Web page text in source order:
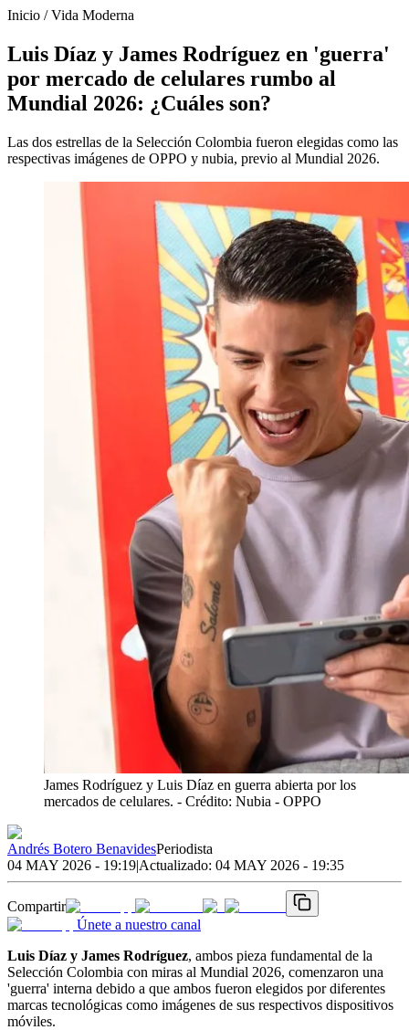
Inicio /Vida Moderna
Luis Díaz y James Rodríguez en 'guerra'
por mercado de celulares rumbo al
Mundial 2026: ¿Cuáles son?
Las dos estrellas de la Selección Colombia fueron elegidas como las
respectivas imágenes de OPPO y nubia, previo al Mundial 2026.
James Rodríguez y Luis Díaz en guerra abierta por los
mercados de celulares. - Crédito: Nubia - OPPO
Andrés Botero BenavidesPeriodista
04 MAY 2026 - 19:19|Actualizado: 04 MAY 2026 - 19:35
Compartir
Únete a nuestro canal
Luis Díaz y James Rodríguez, ambos pieza fundamental de la
Selección Colombia con miras al Mundial 2026, comenzaron una
'guerra' interna debido a que ambos fueron elegidos por diferentes
marcas tecnológicas como imágenes de sus respectivos dispositivos
móviles.